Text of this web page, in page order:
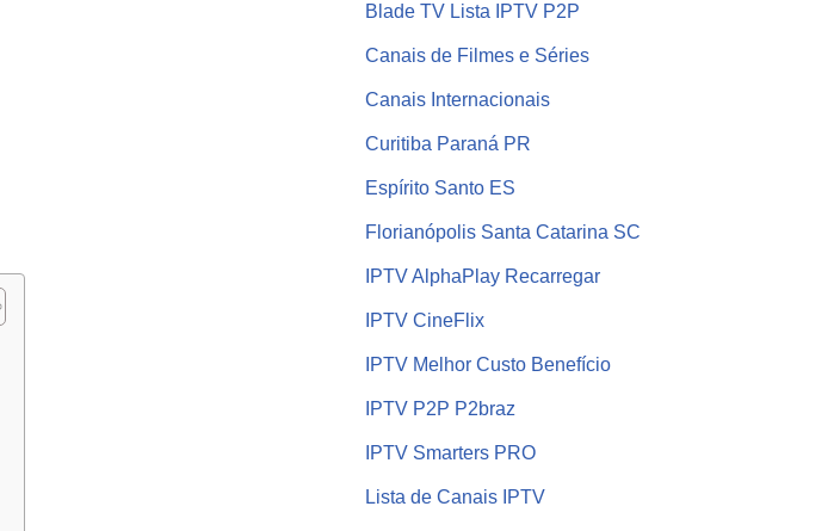
Blade TV Lista IPTV P2P
Canais de Filmes e Séries
Canais Internacionais
Curitiba Paraná PR
Espírito Santo ES
Florianópolis Santa Catarina SC
IPTV AlphaPlay Recarregar
IPTV CineFlix
IPTV Melhor Custo Benefício
IPTV P2P P2braz
IPTV Smarters PRO
Lista de Canais IPTV